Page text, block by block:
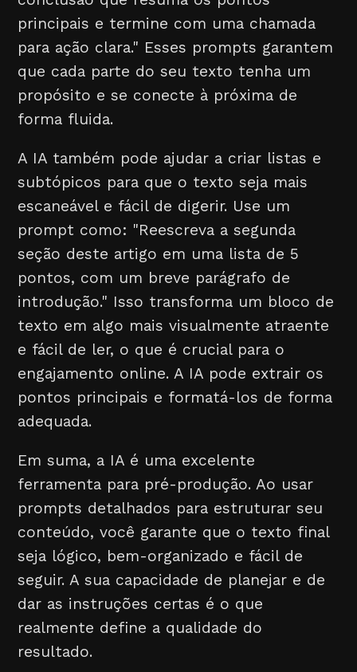
principais e termine com uma chamada
para ação clara." Esses prompts garantem
que cada parte do seu texto tenha um
propósito e se conecte à próxima de
forma fluida.
A IA também pode ajudar a criar listas e
subtópicos para que o texto seja mais
escaneável e fácil de digerir. Use um
prompt como: "Reescreva a segunda
seção deste artigo em uma lista de 5
pontos, com um breve parágrafo de
introdução." Isso transforma um bloco de
texto em algo mais visualmente atraente
e fácil de ler, o que é crucial para o
engajamento online. A IA pode extrair os
pontos principais e formatá-los de forma
adequada.
Em suma, a IA é uma excelente
ferramenta para pré-produção. Ao usar
prompts detalhados para estruturar seu
conteúdo, você garante que o texto final
seja lógico, bem-organizado e fácil de
seguir. A sua capacidade de planejar e de
dar as instruções certas é o que
realmente define a qualidade do
resultado.